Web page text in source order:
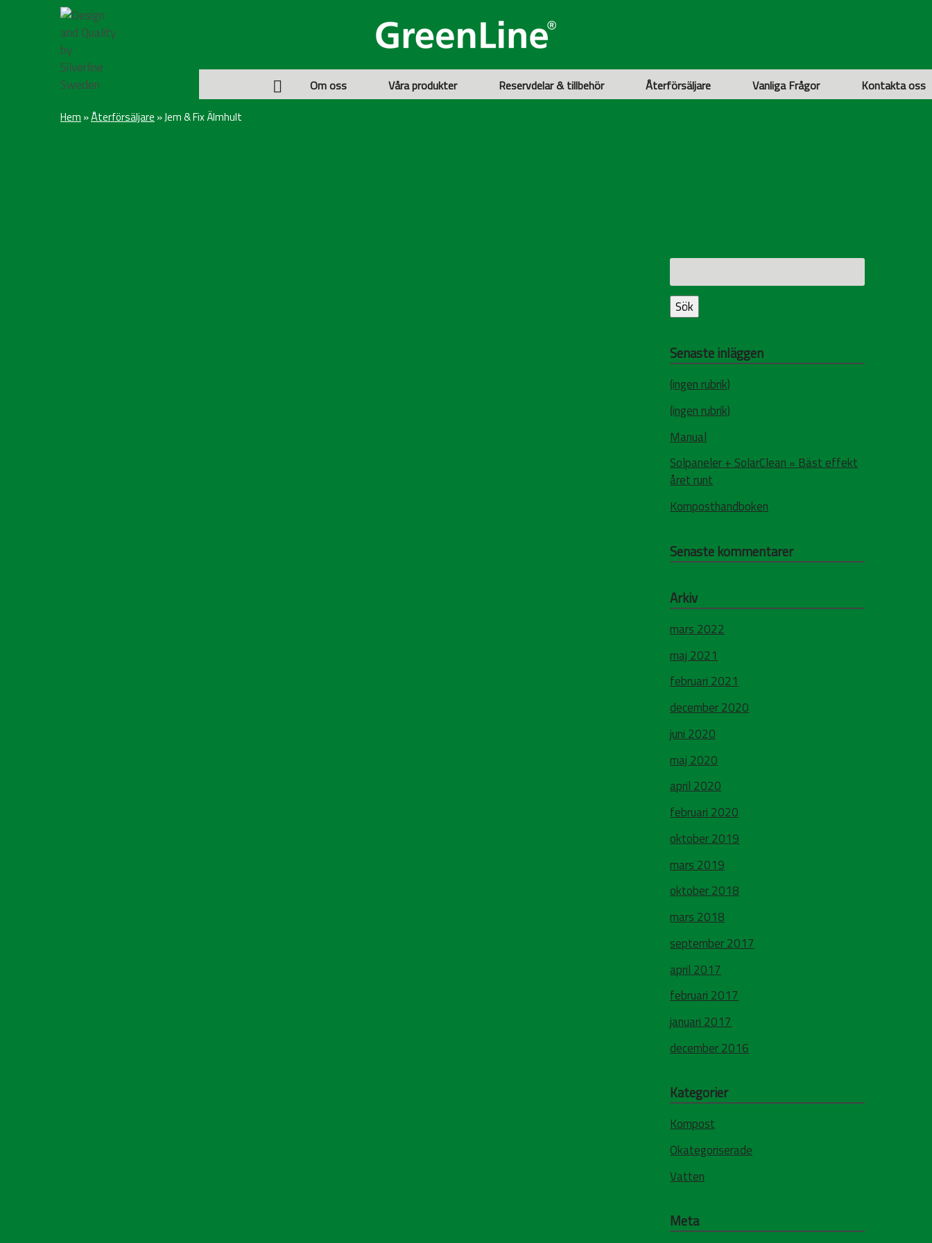
Om oss Våra produkter Reservdelar & tillbehör Återförsäljare Vanliga Frågor Kontakta oss
Hem »Återförsäljare »Jem & Fix Älmhult
Sök
efter:
Sök
Senaste inläggen
(ingen rubrik)
(ingen rubrik)
Manual
Solpaneler + SolarClean = Bäst effekt
året runt
Komposthandboken
Senaste kommentarer
Arkiv
mars 2022
maj 2021
februari 2021
december 2020
juni 2020
maj 2020
april 2020
februari 2020
oktober 2019
mars 2019
oktober 2018
mars 2018
september 2017
april 2017
februari 2017
januari 2017
december 2016
Kategorier
Kompost
Okategoriserade
Vatten
Meta